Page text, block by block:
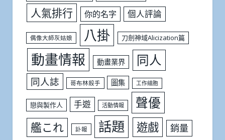
人氣排行 你的名字 個人評論
偶像大師灰姑娘 八掛 刀劍神域Alicization篇
動畫情報 動畫業界 同人
同人誌 哥布林殺手 圖集 工作細胞
戀與製作人 手遊 活動情報 聲優
艦これ 訃報 話題 遊戲 銷量